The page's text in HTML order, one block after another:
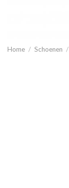
Home / Schoenen /